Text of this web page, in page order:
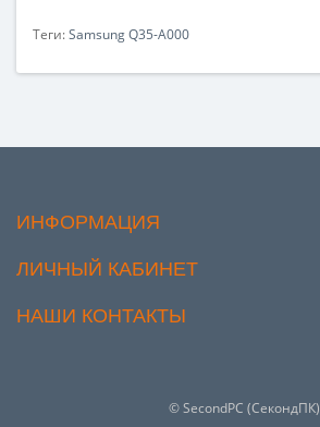
Теги:Samsung Q35-A000
ИНФОРМАЦИЯ
ЛИЧНЫЙ КАБИНЕТ
НАШИ КОНТАКТЫ
© SecondPC (СекондПК)